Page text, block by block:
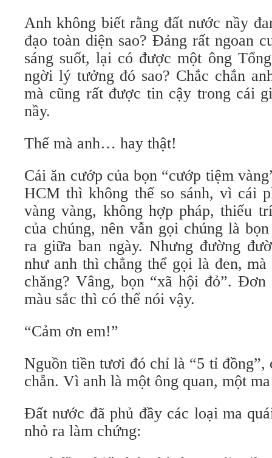
Anh không biết rằng đất nước nầy
đạo toàn diện sao? Đảng rất ngoan
sáng suốt, lại có được một ông
ngời lý tưởng đó sao? Chắc chắn
mà cũng rất được tin cậy trong cái
nầy.
Thế mà anh… hay thật!
Cái ăn cướp của bọn “cướp tiệm
HCM thì không thể so sánh, vì cái
vàng vàng, không hợp pháp, thiếu
của chúng, nên vẫn gọi chúng là
ra giữa ban ngày. Nhưng đường
như anh thì chẳng thể gọi là đen,
chăng? Vâng, bọn “xã hội đỏ”.
màu sắc thì có thể nói vậy.
“Cảm ơn em!”
Nguồn tiền tươi đó chỉ là “5 tỉ đồng”,
chẵn. Vì anh là một ông quan, một
Đất nước đã phủ đầy các loại ma
nhỏ ra làm chứng: